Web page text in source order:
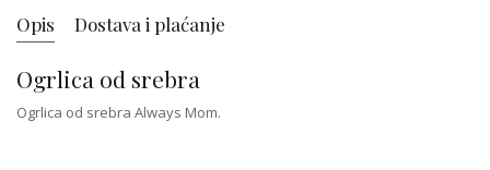
Opis Dostava i plaćanje
Ogrlica od srebra
Ogrlica od srebra Always Mom.